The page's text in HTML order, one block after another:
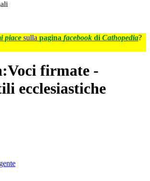
piace sulla pagina facebook di Cathopedia?
:Voci firmate -
ecclesiastiche